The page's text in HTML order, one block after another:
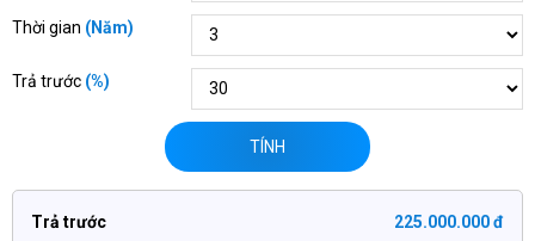
Thời gian (Năm)
Trả trước (%)
TÍNH
Trả trước 225.000.000 đ